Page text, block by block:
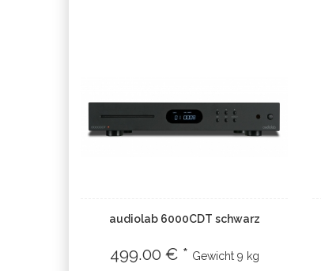
audiolab 6000CDT schwarz
499.00 € * Gewicht 9 kg